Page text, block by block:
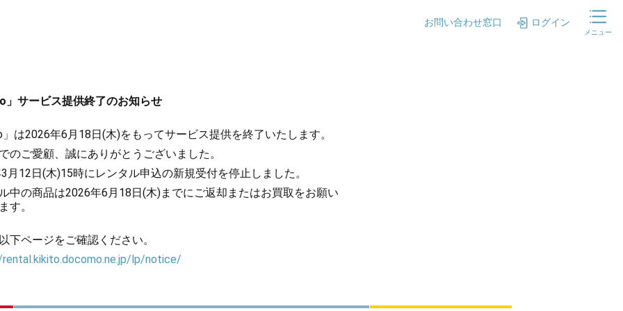
お問い合わせ窓口 ログイン
メニュー
サービス提供終了のお知らせ
は2026年6月18日(木)をもってサービス提供を終了いたします。
のご愛顧、誠にありがとうございました。
月12日(木)15時にレンタル申込の新規受付を停止しました。
中の商品は2026年6月18日(木)までにご返却またはお買取をお願い
す。
下ページをご確認ください。
lp/notice/